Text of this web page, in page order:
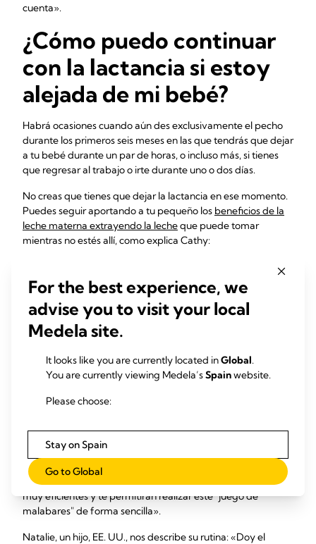
cuenta».
¿Cómo puedo continuar
con la lactancia si estoy
alejada de mi bebé?
Habrá ocasiones cuando aún des exclusivamente el pecho
durante los primeros seis meses en las que tendrás que dejar
a tu bebé durante un par de horas, o incluso más, si tienes
que regresar al trabajo o irte durante uno o dos días.
No creas que tienes que dejar la lactancia en ese momento.
Puedes seguir aportando a tu pequeño los beneficios de la
leche materna extrayendo la lecheque puede tomar
mientras no estés allí, como explica Cathy:
«Extrae leche durante un par de días antes de que tengas
que irte. Hazlo en pequeñas cantidades, entre 40 y 60 ml
cada vez, y así podrás tener una reserva lista que podrá
utilizar la persona que se encargue del cuidado de tu bebé.
Al extraer pequeñas cantidades, esto no afectará a tu
suministro de leche.
«Si vas avolver al trabajo, habla con tu jefe para diseñar un
plan. Muchas madres amamantan a sus bebés por la noche
y realizan las primeras y últimas tomas. Luego,
«Normalmente, es mucho más sencillo de lo que la gente se
cree y ahora muchos lugares de trabajo están preparados
para la extracción», añade. «
son
muy eficientes y te permitirán realizar este "juego de
malabares" de forma sencilla».
Natalie, un hijo, EE. UU., nos describe su rutina: «Doy el
For the best experience, we
advise you to visit your local
Medela site.
It looks like you are currently located inGlobal.
You are currently viewing Medela’sSpainwebsite.
Please choose:
Stay on Spain
Go to Global